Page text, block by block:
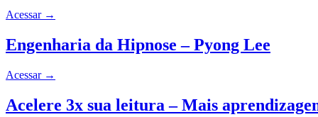
Acessar →
Engenharia da Hipnose – Pyong Lee
Acessar →
Acelere 3x sua leitura – Mais